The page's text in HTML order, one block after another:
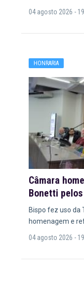
04 agosto 2026 -
HONRARIA
Câmara
Bonetti
Bispo fez uso da
homenagem e
04 agosto 2026 -